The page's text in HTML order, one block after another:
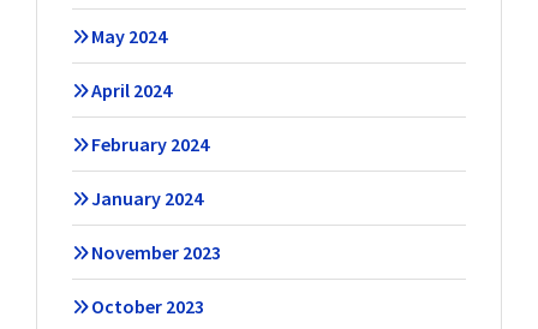
May 2024
April 2024
February 2024
January 2024
November 2023
October 2023